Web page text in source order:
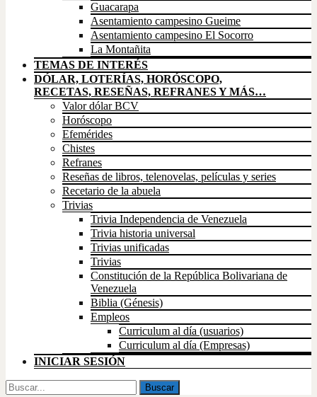
Guacarapa
Asentamiento campesino Gueime
Asentamiento campesino El Socorro
La Montañita
TEMAS DE INTERÉS
DÓLAR, LOTERÍAS, HORÓSCOPO,
RECETAS, RESEÑAS, REFRANES Y MÁS…
Valor dólar BCV
Horóscopo
Efemérides
Chistes
Refranes
Reseñas de libros, telenovelas, películas y series
Recetario de la abuela
Trivias
Trivia Independencia de Venezuela
Trivia historia universal
Trivias unificadas
Trivias
Constitución de la República Bolivariana de
Venezuela
Biblia (Génesis)
Empleos
Curriculum al día (usuarios)
Curriculum al día (Empresas)
INICIAR SESIÓN
Buscar